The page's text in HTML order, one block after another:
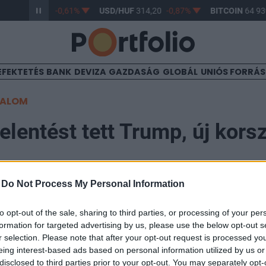
Do Not Process My Personal Information
opt-out of the sale, sharing to third parties, or processing of your
for targeted advertising by us, please use the below opt-out
selection. Please note that after your opt-out request is processed
interest-based ads based on personal information utilized by us
to third parties prior to your opt-out. You may separately
363,17 -0,61% USD/HUF 314,20 -0,87% BITCOIN64
BANK DEVIZA GAZDASÁG GLOBÁL UNIÓS
tett Trump, új
erős üzenetet küldött a kriptoszektornak. Az
SEC-elnök és az általa „kriptóellenes